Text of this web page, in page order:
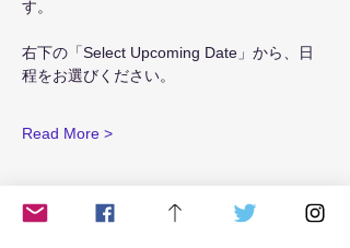
す。
右下の「Select Upcoming Date」から、日
程をお選びください。
Read More >
Tickets